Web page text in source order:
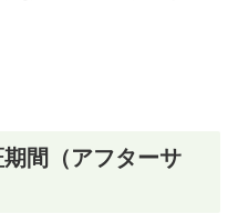
間（アフターサ